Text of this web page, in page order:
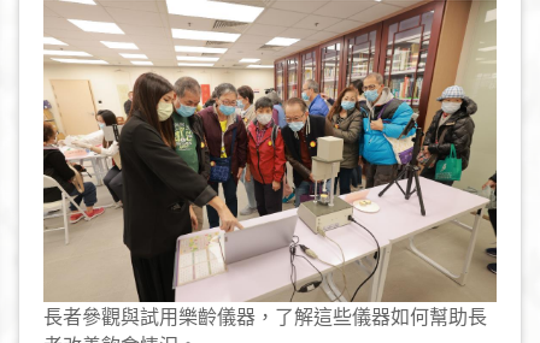
長者參觀與試用樂齡儀器，了解這些儀器如何幫助長